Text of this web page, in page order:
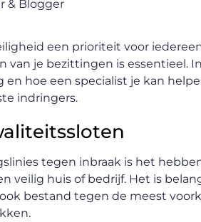
& Blogger
een prioriteit voor
van je bezittingen is essentieel.
hoe een specialist je kan
indringers.
tegen inbraak is het
veilig huis of bedrijf. Het is
bestand tegen de meest